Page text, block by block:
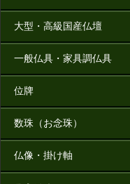
大型・高級国産仏壇
一般仏具・家具調仏具
位牌
数珠（お念珠）
仏像・掛け軸